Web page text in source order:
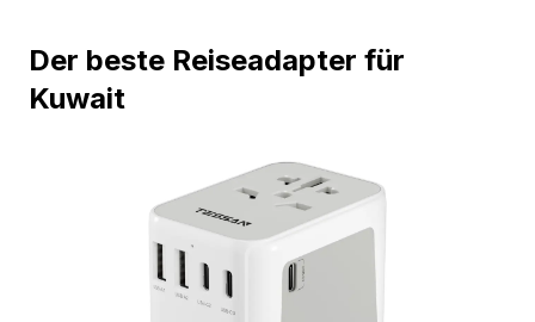
Der beste Reiseadapter für
Kuwait